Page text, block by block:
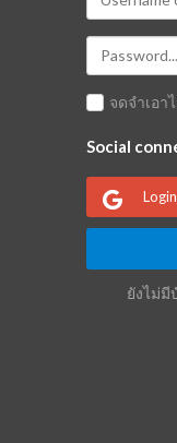
จดจำเอา
Social
ยังไม่